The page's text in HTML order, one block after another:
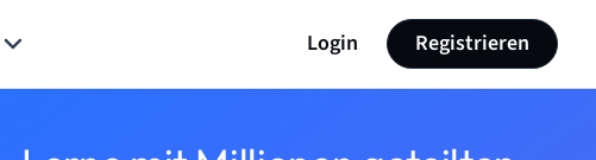
Login Registrieren